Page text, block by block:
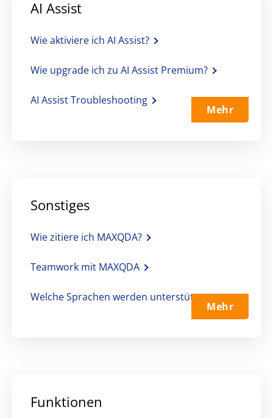
AI Assist
Wie aktiviere ich AI Assist?
Wie upgrade ich zu AI Assist Premium?
AI Assist Troubleshooting
Mehr
Sonstiges
Wie zitiere ich MAXQDA?
Teamwork mit MAXQDA
Welche Sprachen werden unterstützt
Mehr
Funktionen